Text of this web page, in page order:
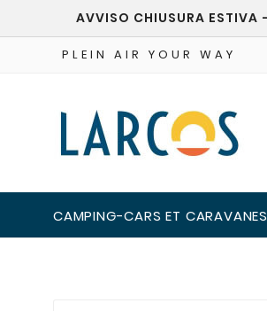
AVVISO CHIUSURA
PLEIN AIR YOUR WAY
CAMPING-CARS ET CARAVANES